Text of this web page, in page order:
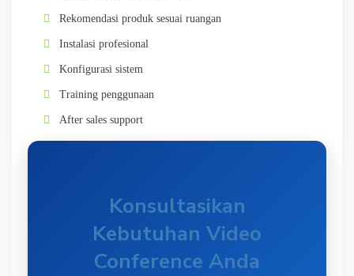
Rekomendasi produk sesuai ruangan
Instalasi profesional
Konfigurasi sistem
Training penggunaan
After sales support
Konsultasikan
Kebutuhan Video
Conference Anda